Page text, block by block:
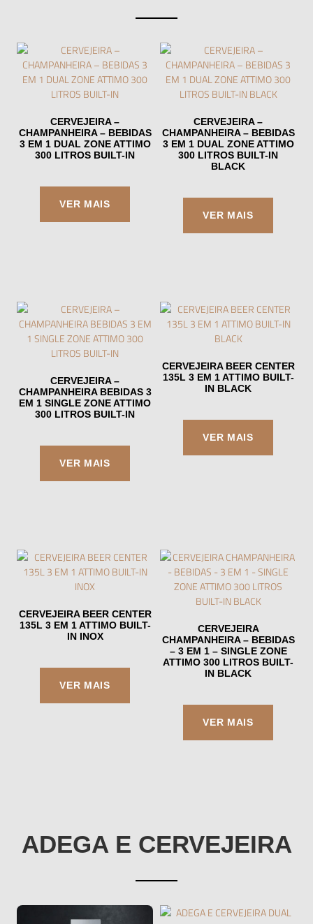
CERVEJEIRA –
CHAMPANHEIRA – BEBIDAS
3 EM 1 DUAL ZONE ATTIMO
300 LITROS BUILT-IN
CERVEJEIRA –
CHAMPANHEIRA – BEBIDAS
3 EM 1 DUAL ZONE ATTIMO
300 LITROS BUILT-IN
BLACK
CERVEJEIRA –
CHAMPANHEIRA BEBIDAS 3
EM 1 SINGLE ZONE ATTIMO
300 LITROS BUILT-IN
CERVEJEIRA BEER CENTER
135L 3 EM 1 ATTIMO BUILT-
IN BLACK
CERVEJEIRA BEER CENTER
135L 3 EM 1 ATTIMO BUILT-
IN INOX
CERVEJEIRA
CHAMPANHEIRA – BEBIDAS
– 3 EM 1 – SINGLE ZONE
ATTIMO 300 LITROS BUILT-
IN BLACK
ADEGA E CERVEJEIRA